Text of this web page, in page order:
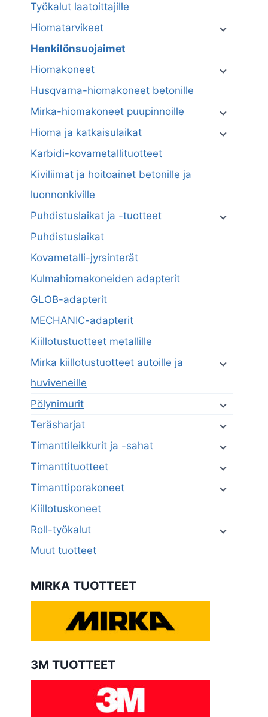
Työkalut laatoittajille
Hiomatarvikeet
Henkilönsuojaimet
Hiomakoneet
Husqvarna-hiomakoneet betonille
Mirka-hiomakoneet puupinnoille
Hioma ja katkaisulaikat
Karbidi-kovametallituotteet
Kiviliimat ja hoitoainet betonille ja
luonnonkiville
Puhdistuslaikat ja -tuotteet
Puhdistuslaikat
Kovametalli-jyrsinterät
Kulmahiomakoneiden adapterit
GLOB-adapterit
MECHANIC-adapterit
Kiillotustuotteet metallille
Mirka kiillotustuotteet autoille ja
huviveneille
Pölynimurit
Teräsharjat
Timanttileikkurit ja -sahat
Timanttituotteet
Timanttiporakoneet
Kiillotuskoneet
Roll-työkalut
Muut tuotteet
MIRKA TUOTTEET
3M TUOTTEET